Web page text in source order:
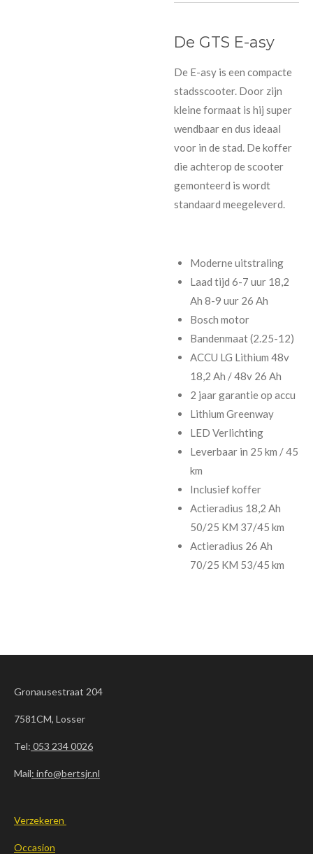
De GTS E-asy
De E-asy is een compacte
stadsscooter. Door zijn
kleine formaat is hij super
wendbaar en dus ideaal
voor in de stad. De koffer
die achterop de scooter
gemonteerd is wordt
standaard meegeleverd.
Moderne uitstraling
Laad tijd 6-7 uur 18,2
Ah 8-9 uur 26 Ah
Bosch motor
Bandenmaat (2.25-12)
ACCU LG Lithium 48v
18,2 Ah / 48v 26 Ah
2 jaar garantie op accu
Lithium Greenway
LED Verlichting
Leverbaar in 25 km / 45
km
Inclusief koffer
Actieradius 18,2 Ah
50/25 KM 37/45 km
Actieradius 26 Ah
70/25 KM 53/45 km
Gronausestraat 204
7581CM, Losser
Tel: 053 234 0026
Mail: info@bertsjr.nl
Verzekeren
Occasion